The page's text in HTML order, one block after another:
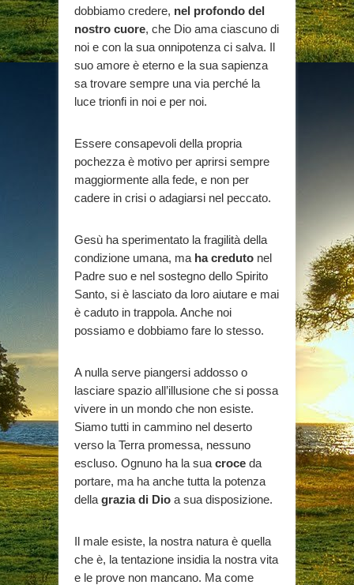
dobbiamo credere, nel profondo del
nostro cuore, che Dio ama ciascuno di
noi e con la sua onnipotenza ci salva. Il
suo amore è eterno e la sua sapienza
sa trovare sempre una via perché la
luce trionfi in noi e per noi.
Essere consapevoli della propria
pochezza è motivo per aprirsi sempre
maggiormente alla fede, e non per
cadere in crisi o adagiarsi nel peccato.
Gesù ha sperimentato la fragilità della
condizione umana, ma ha creduto nel
Padre suo e nel sostegno dello Spirito
Santo, si è lasciato da loro aiutare e mai
è caduto in trappola. Anche noi
possiamo e dobbiamo fare lo stesso.
A nulla serve piangersi addosso o
lasciare spazio all’illusione che si possa
vivere in un mondo che non esiste.
Siamo tutti in cammino nel deserto
verso la Terra promessa, nessuno
escluso. Ognuno ha la sua croce da
portare, ma ha anche tutta la potenza
della grazia di Dio a sua disposizione.
Il male esiste, la nostra natura è quella
che è, la tentazione insidia la nostra vita
e le prove non mancano. Ma come